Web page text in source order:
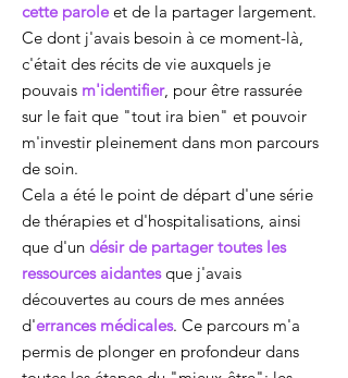
cette parole et de la partager largement.
Ce dont j'avais besoin à ce moment-là,
c'était des récits de vie auxquels je
pouvais m'identifier, pour être rassurée
sur le fait que "tout ira bien" et pouvoir
m'investir pleinement dans mon parcours
de soin.
Cela a été le point de départ d'une série
de thérapies et d'hospitalisations, ainsi
que d'un désir de partager toutes les
ressources aidantesque j'avais
découvertes au cours de mes années
d'errances médicales. Ce parcours m'a
permis de plonger en profondeur dans